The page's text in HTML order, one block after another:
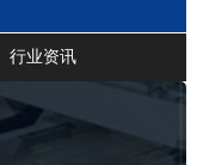
行业资讯